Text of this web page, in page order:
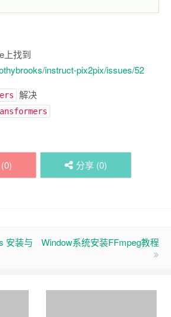
上找到
instruct-pix2pix/issues/52
解决
0) 分享 (0)
安装与
Window系统安装FFmpeg教程